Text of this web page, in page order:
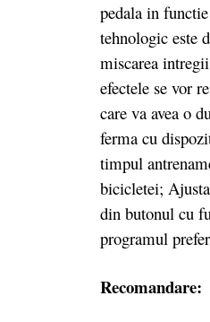
pedala in
tehnologic este
miscarea
efectele se vor
care va avea o
ferma cu
timpul
bicicletei;
din butonul cu
programul
Recomandare: